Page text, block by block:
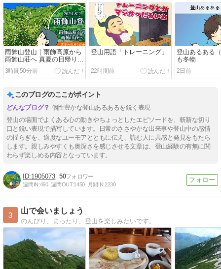
雨飾山登山｜雨飾高原から
雨飾山荘へ 真夏の日帰り縦
走（03）登山道
3時間50分前
登山用語「トレーニング」
22時間前
登山あるある
も冬物
2日前
このブログのここがポイント
個性豊かな登山あるあるを鋭く表現
登山の場面でよくある心の動きやちょっとしたエピソードを、斬新な切り
口と鋭い表現で描写しています。日常のささやかな出来事や登山中の感情
の揺らぎを、適度なユーモアとともに伝え、読む人に共感と発見をもたら
します。親しみやすくも奥深さを感じさせる文章は、登山経験の有無に関
わらず楽しめる内容となっています。
1905073 50
週間IN:460 週間OUT:1450 月間IN:2230
3
山で会いましょう
のんびり、まったり、登山を楽しみたいです。